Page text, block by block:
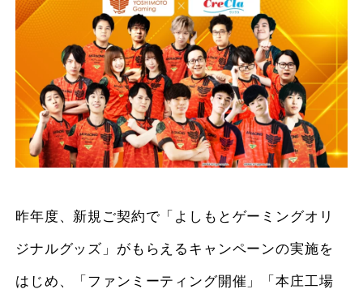
昨年度、新規ご契約で「よしもとゲーミングオリ
ジナルグッズ」がもらえるキャンペーンの実施を
はじめ、「ファンミーティング開催」「本庄工場